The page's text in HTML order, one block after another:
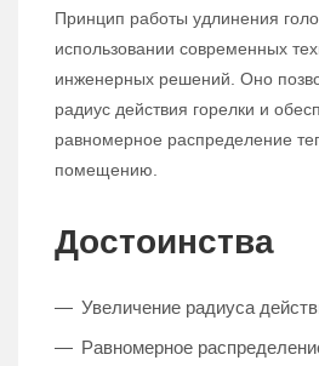
Принцип работы удлинения
использовании современных
инженерных решений. Оно
радиус действия горелки и
равномерное распределение
помещению.
Достоинства
Увеличение радиуса
Равномерное